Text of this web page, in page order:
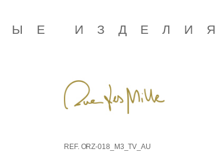
ИЗДЕЛИЯ
REF. ORZ-018_M3_TV_AU